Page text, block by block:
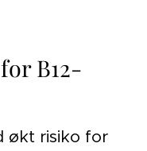
B12-
økt risiko for